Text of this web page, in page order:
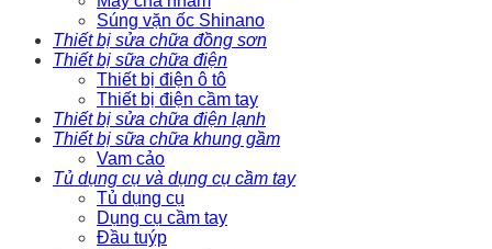
Súng vặn ốc Shinano
Thiết bị sửa chữa đồng sơn
Thiết bị sữa chữa điện
Thiết bị điện ô tô
Thiết bị điện cầm tay
Thiết bị sửa chữa điện lạnh
Thiết bị sữa chữa khung gầm
Vam cảo
Tủ dụng cụ và dụng cụ cầm tay
Tủ dụng cụ
Dụng cụ cầm tay
Đầu tuýp